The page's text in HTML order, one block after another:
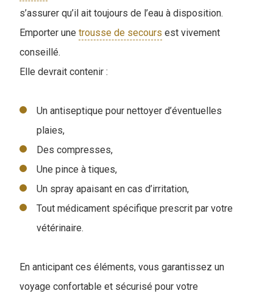
s’assurer qu’il ait toujours de l’eau à disposition.
Emporter une trousse de secours est vivement
conseillé.
Elle devrait contenir :
Un antiseptique pour nettoyer d’éventuelles
plaies,
Des compresses,
Une pince à tiques,
Un spray apaisant en cas d’irritation,
Tout médicament spécifique prescrit par votre
vétérinaire.
En anticipant ces éléments, vous garantissez un
voyage confortable et sécurisé pour votre